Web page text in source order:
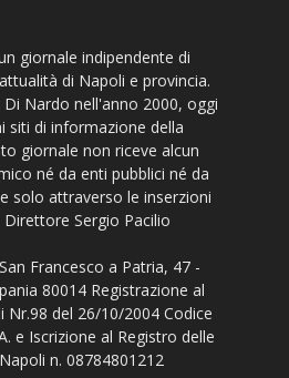
giornale indipendente di
di Napoli e provincia.
Nardo nell'anno 2000, oggi
siti di informazione della
giornale non riceve alcun
né da enti pubblici né da
solo attraverso le inserzioni
Direttore Sergio Pacilio
Francesco a Patria, 47 -
80014 Registrazione al
Nr.98 del 26/10/2004 Codice
e Iscrizione al Registro delle
n. 08784801212